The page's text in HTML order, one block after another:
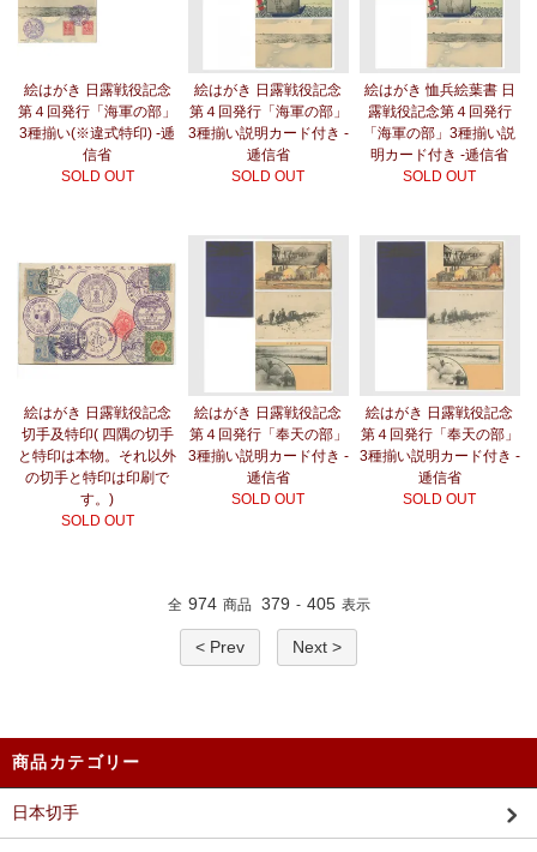
絵はがき 日露戦役記念
第４回発行「海軍の部」
3種揃い(※違式特印) -逓
信省
SOLD OUT
絵はがき 日露戦役記念
第４回発行「海軍の部」
3種揃い説明カード付き -
逓信省
SOLD OUT
絵はがき 恤兵絵葉書 日
露戦役記念第４回発行
「海軍の部」3種揃い説
明カード付き -逓信省
SOLD OUT
絵はがき 日露戦役記念
切手及特印( 四隅の切手
と特印は本物。それ以外
の切手と特印は印刷で
す。)
SOLD OUT
絵はがき 日露戦役記念
第４回発行「奉天の部」
3種揃い説明カード付き -
逓信省
SOLD OUT
絵はがき 日露戦役記念
第４回発行「奉天の部」
3種揃い説明カード付き -
逓信省
SOLD OUT
全 974 商品 379 - 405 表示
< Prev Next >
商品カテゴリー
日本切手